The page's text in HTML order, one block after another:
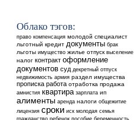
Облако тэгов:
право компенсация молодой специалист
льготный кредит документы брак
льготы имущество жилье отпуск выселение
налог контракт оформление
документов суд декретный отпуск
недвижимость армия раздел имущества
прописка работа отработка продажа
амнистия квартира зарплата ип
алименты аренда налоги общежитие
лицензия сроки иск молодая семья
гражданство ребенок пособие беременность